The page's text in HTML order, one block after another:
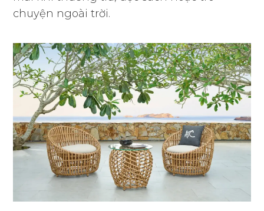
chuyện ngoài trời.